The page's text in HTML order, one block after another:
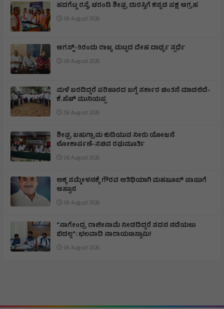
ಹದಗೆಟ್ಟ ರಸ್ತೆ, ಚರಂಡಿ ಶೀಘ್ರ ದುರಸ್ತಿಗೆ ಕನ್ನಡ ಪಕ್ಷ ಆಗ್ರಹ
06 August 2026
ಆಗಸ್ಟ್-9ರಂದು ರಾಜ್ಯ ಮಟ್ಟದ ದೇಹ ದಾರ್ಢ್ಯ ಸ್ಪರ್ಧೆ
06 August 2026
ಮಳೆ ಬರದಿದ್ದರೆ ಪರಿಹಾರದ ಬಗ್ಗೆ ಸರ್ಕಾರ ಚಿಂತನೆ ಮಾಡಲಿದೆ-
ಕೆ.ಹೆಚ್ ಮುನಿಯಪ್ಪ
06 August 2026
ಶೀಘ್ರ ಬಹುಗ್ರಾಮ ಕುಡಿಯುವ ನೀರು ಯೋಜನೆ
ಲೋಕಾರ್ಪಣೆ-ಸಚಿವ ರಘುಮೂರ್ತಿ
06 August 2026
ಅಕ್ಕ ಸಮ್ಮೇಳನಕ್ಕೆ ಗೌರವ ಅತಿಥಿಯಾಗಿ ಮಹಬೂಬ್ ಪಾಷಾಗೆ
ಆಹ್ವಾನ
06 August 2026
"ನಾಗೇಂದ್ರ ರಾಜೀನಾಮೆ ನೀಡದಿದ್ದರೆ ಸದನ ನಡೆಯಲು
ಬಿಡಲ್ಲ": ಛಲವಾದಿ ನಾರಾಯಣಸ್ವಾಮಿ!
06 August 2026